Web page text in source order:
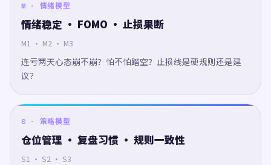
M · 情绪模型
情绪稳定 · FOMO · 止损果断
M1 · M2 · M3
连亏两天心态崩不崩？怕不怕踏空？止损线是硬规则还是建
议？
S · 策略模型
仓位管理 · 复盘习惯 · 规则一致性
S1 · S2 · S3